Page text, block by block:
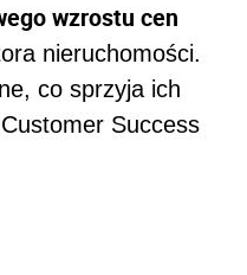
wzrostu cen
nieruchomości.
co sprzyja ich
Success